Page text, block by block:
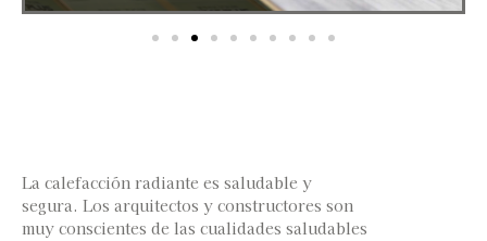
La calefacción radiante es saludable y
segura. Los arquitectos y constructores son
muy conscientes de las cualidades saludables